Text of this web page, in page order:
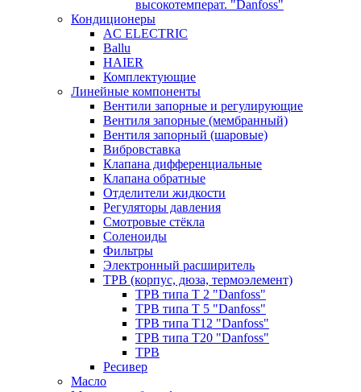
высокотемперат. "Danfoss"
Кондиционеры
AC ELECTRIC
Ballu
HAIER
Комплектующие
Линейные компоненты
Вентили запорные и регулирующие
Вентиля запорные (мембранный)
Вентиля запорный (шаровые)
Вибровставка
Клапана дифференциальные
Клапана обратные
Отделители жидкости
Регуляторы давления
Смотровые стёкла
Соленоиды
Фильтры
Электронный расширитель
ТРВ (корпус, дюза, термоэлемент)
ТРВ типа Т 2 "Danfoss"
ТРВ типа Т 5 "Danfoss"
ТРВ типа Т12 "Danfoss"
ТРВ типа Т20 "Danfoss"
ТРВ
Ресивер
Масло